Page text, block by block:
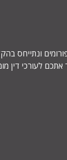
ונתייחס
לעורכי דין